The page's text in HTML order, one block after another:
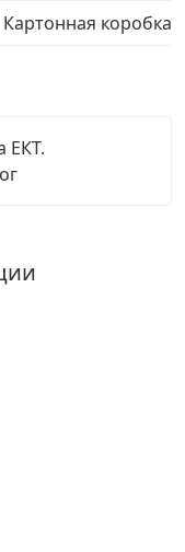
Картонная коробка
ЕКТ.